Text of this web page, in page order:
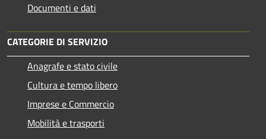
Documenti e dati
CATEGORIE DI SERVIZIO
Anagrafe e stato civile
Cultura e tempo libero
Imprese e Commercio
Mobilità e trasporti